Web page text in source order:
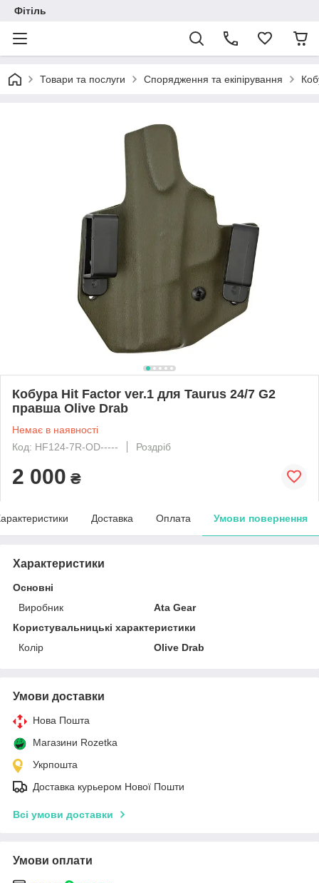
Фітіль
Товари та послуги Спорядження та екіпірування
Кобура Hit Factor ver.1 для Taurus 24/7 G2
правша Olive Drab
Немає в наявності
Код: HF124-7R-OD-----
Роздріб
2 000 ₴
Доставка Оплата Умови повернення
Характеристики
Основні
Виробник
Ata Gear
Користувальницькі характеристики
Колір
Olive Drab
Умови доставки
Нова Пошта
Магазини Rozetka
Укрпошта
Доставка курьером Нової Пошти
Всі умови доставки
Умови оплати